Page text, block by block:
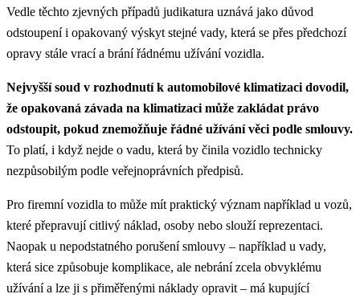
Vedle těchto zjevných případů judikatura uznává jako důvod
odstoupení i opakovaný výskyt stejné vady, která se přes předchozí
opravy stále vrací a brání řádnému užívání vozidla.
Nejvyšší soud v rozhodnutí k automobilové klimatizaci dovodil,
že opakovaná závada na klimatizaci může zakládat právo
odstoupit, pokud znemožňuje řádné užívání věci podle smlouvy.
To platí, i když nejde o vadu, která by činila vozidlo technicky
nezpůsobilým podle veřejnoprávních předpisů.
Pro firemní vozidla to může mít praktický význam například u vozů,
které přepravují citlivý náklad, osoby nebo slouží reprezentaci.
Naopak u nepodstatného porušení smlouvy – například u vady,
která sice způsobuje komplikace, ale nebrání zcela obvyklému
užívání a lze ji s přiměřenými náklady opravit – má kupující